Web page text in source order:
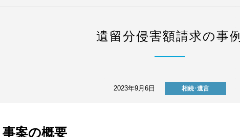
遺留分侵害額請求の事例
2023年9月6日 相続･遺言
事案の概要